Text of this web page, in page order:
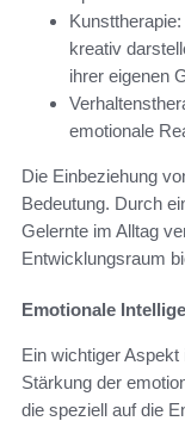
kreativ
ihrer eigenen
emotionale
Die Einbeziehung
Bedeutung. Durch
Gelernte im Alltag
Entwicklungsraum
Emotionale
Ein wichtiger
Stärkung der
die speziell auf die